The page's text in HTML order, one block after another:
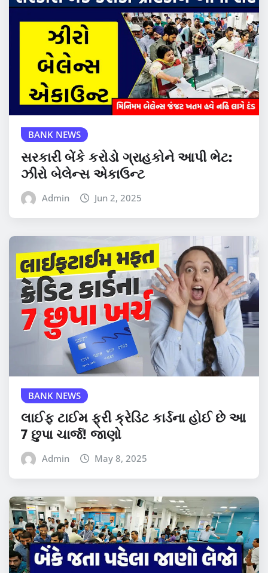
BANK NEWS
સરકારી બેંકે કરોડો ગ્રાહકોને આપી ભેટ:
ઝીરો બેલેન્સ એકાઉન્ટ
Admin Jun 2, 2025
BANK NEWS
લાઈફ ટાઈમ ફ્રી ક્રેડિટ કાર્ડના હોઈ છે આ
7 છુપા ચાર્જ! જાણો
Admin May 8, 2025